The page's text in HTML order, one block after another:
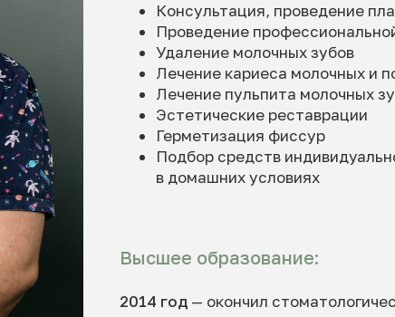
Консультация, проведение
Проведение
Удаление молочных зубов
Лечение кариеса молочных и
Лечение пульпита молочных
Эстетические реставрации
Герметизация фиссур
Подбор средств
в домашних условиях
Высшее образование:
2014 год — окончил